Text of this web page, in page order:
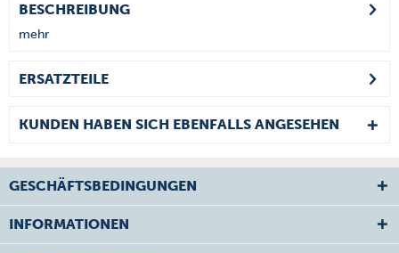
BESCHREIBUNG
mehr
ERSATZTEILE
KUNDEN HABEN SICH EBENFALLS ANGESEHEN
GESCHÄFTSBEDINGUNGEN
INFORMATIONEN